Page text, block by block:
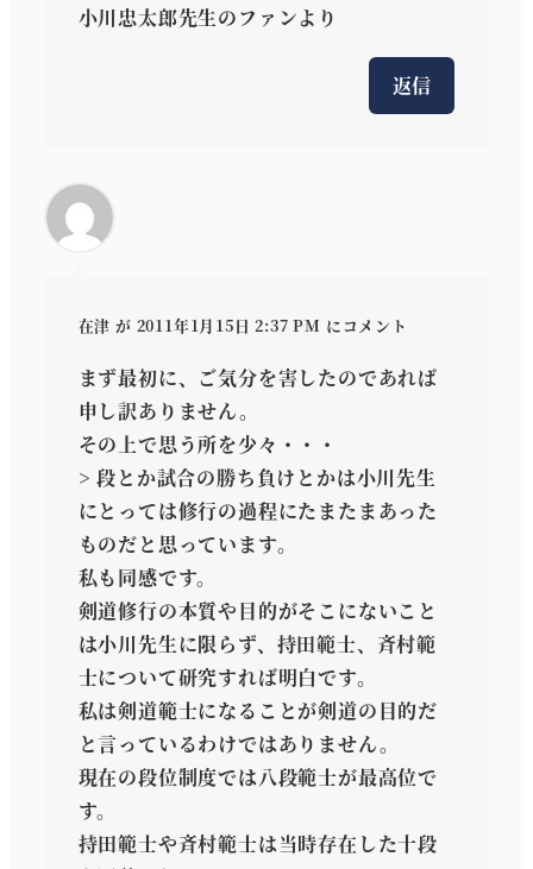
小川忠太郎先生のファンより
返信
在津 が 2011年1月15日 2:37 PM にコメント
まず最初に、ご気分を害したのであれば
申し訳ありません。
その上で思う所を少々・・・
> 段とか試合の勝ち負けとかは小川先生
にとっては修行の過程にたまたまあった
ものだと思っています。
私も同感です。
剣道修行の本質や目的がそこにないこと
は小川先生に限らず、持田範士、斉村範
士について研究すれば明白です。
私は剣道範士になることが剣道の目的だ
と言っているわけではありません。
現在の段位制度では八段範士が最高位で
す。
持田範士や斉村範士は当時存在した十段